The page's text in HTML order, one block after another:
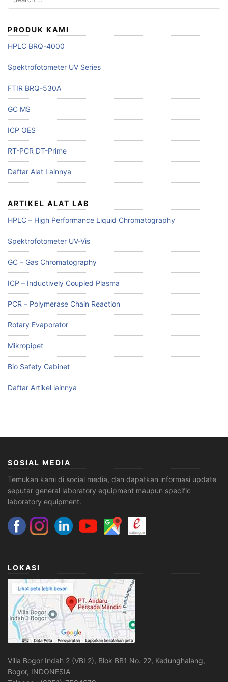
for:
PRODUK KAMI
HPLC BRQ-4000
Spektrofotometer UV Series
FTIR BRQ-530A
GC MS
ICP OES
RT-PCR DT-Prime
Daftar Alat Lainnya
ARTIKEL ALAT LAB
HPLC – High Performance Liquid Chromatography
Spektrofotometer UV-Vis
GC – Gas Chromatography
ICP – Inductively Coupled Plasma
PCR – Polymerase Chain Reaction
Rotary Evaporator
Mikropipet
Bio Safety Cabinet
Daftar Artikel lainnya
SOSIAL MEDIA
Temukan kami di social media, dan dapatkan informasi update
seputar general laboratory equipment maupun specific
laboratory equipment.
LOKASI
Villa Bogor Indah 2 (VBI 2), Blok BB1 No. 22, Kedunghalang,
Bogor, INDONESIA